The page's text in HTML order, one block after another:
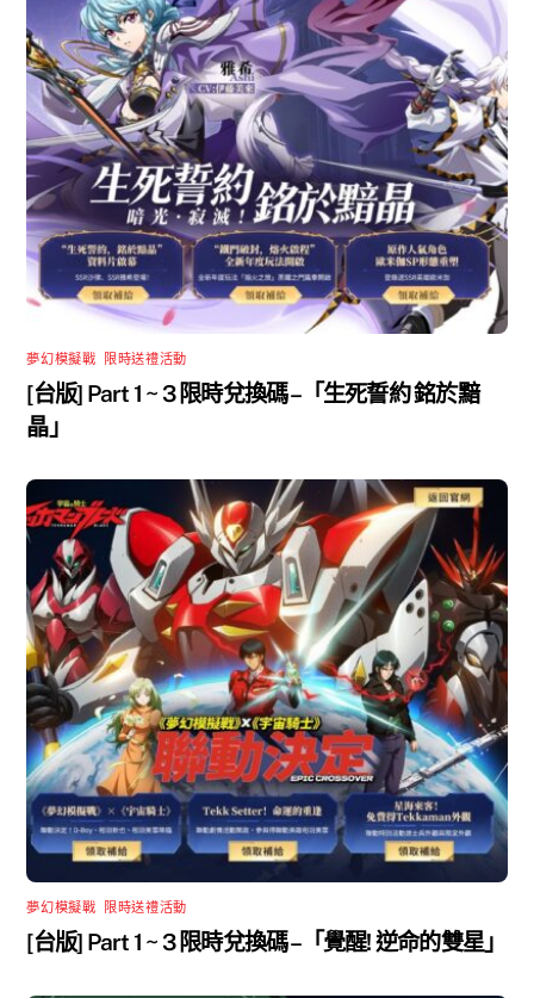
夢幻模擬戰 限時送禮活動
[台版] Part 1 ~ 3 限時兌換碼 –「生死誓約 銘於黯
晶」
夢幻模擬戰 限時送禮活動
[台版] Part 1 ~ 3 限時兌換碼 –「覺醒! 逆命的雙星」